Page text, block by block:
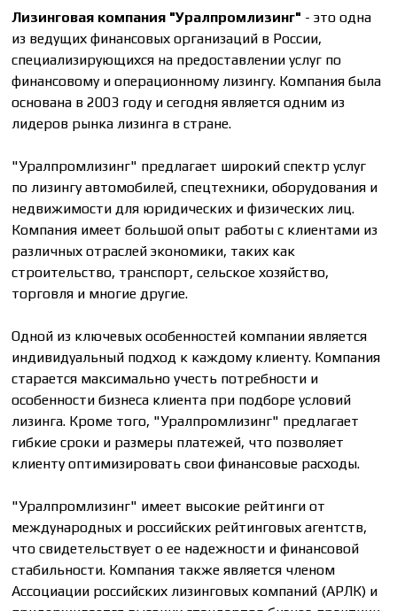
Лизинговая компания "Уралпромлизинг" - это одна
из ведущих финансовых организаций в России,
специализирующихся на предоставлении услуг по
финансовому и операционному лизингу. Компания была
основана в 2003 году и сегодня является одним из
лидеров рынка лизинга в стране.
"Уралпромлизинг" предлагает широкий спектр услуг
по лизингу автомобилей, спецтехники, оборудования и
недвижимости для юридических и физических лиц.
Компания имеет большой опыт работы с клиентами из
различных отраслей экономики, таких как
строительство, транспорт, сельское хозяйство,
торговля и многие другие.
Одной из ключевых особенностей компании является
индивидуальный подход к каждому клиенту. Компания
старается максимально учесть потребности и
особенности бизнеса клиента при подборе условий
лизинга. Кроме того, "Уралпромлизинг" предлагает
гибкие сроки и размеры платежей, что позволяет
клиенту оптимизировать свои финансовые расходы.
"Уралпромлизинг" имеет высокие рейтинги от
международных и российских рейтинговых агентств,
что свидетельствует о ее надежности и финансовой
стабильности. Компания также является членом
Ассоциации российских лизинговых компаний (АРЛК) и